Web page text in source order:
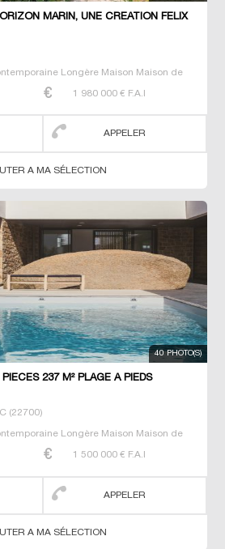
MARIN, UNE CRÉATION FÉLIX
Longère Maison Maison de
1 980 000 € F.A.I
APPELER
A MA SÉLECTION
40 PHOTO(S)
237 M² PLAGE A PIEDS
(22700)
Longère Maison Maison de
1 500 000 € F.A.I
APPELER
A MA SÉLECTION